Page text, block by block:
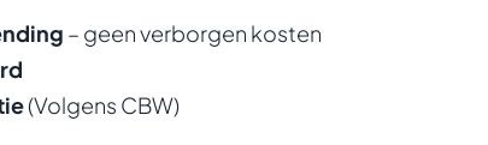
– geen verborgen kosten
(Volgens CBW)